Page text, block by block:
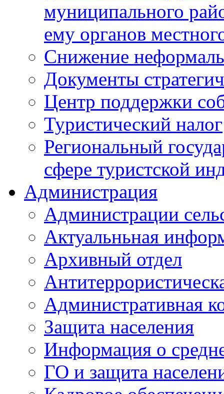
муниципального
ему органов
Снижение
Документы
Центр поддержки
Туристический налог
Региональный
сфере туристской
Администрация
Администрации
Актуальньная
Архивный отдел
Административная
Защита населения
Информация о
ГО и защита